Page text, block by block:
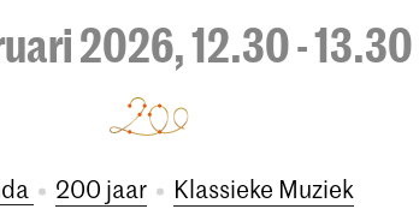
2026, 12.30 - 13.30
200 jaar Klassieke Muziek